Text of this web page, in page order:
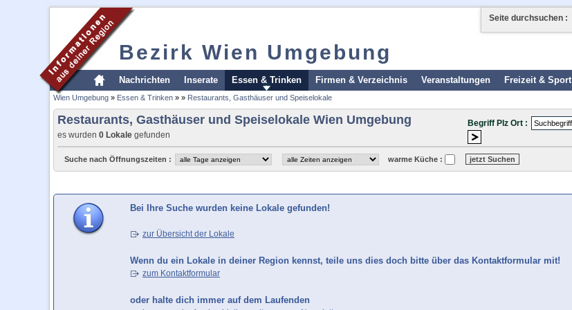
Bezirk Wien Umgebung
Seite durchsuchen :
Nachrichten Inserate Essen & Trinken Firmen & Verzeichnis Veranstaltungen Freizeit & Sport
Wien Umgebung » Essen & Trinken » » Restaurants, Gasthäuser und Speiselokale
Restaurants, Gasthäuser und Speiselokale Wien Umgebung
es wurden 0 Lokale gefunden
Begriff Plz Ort :
Suche nach Öffnungszeiten : warme Küche :
Bei Ihre Suche wurden keine Lokale gefunden!
zur Übersicht der Lokale
Wenn du ein Lokale in deiner Region kennst, teile uns dies doch bitte über das Kontaktformular mit!
zum Kontaktformular
oder halte dich immer auf dem Laufenden